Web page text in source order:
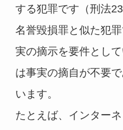
する犯罪です（刑法
名誉毀損罪と似た犯
実の摘示を要件とし
は事実の摘自が不要
います。
たとえば、インター